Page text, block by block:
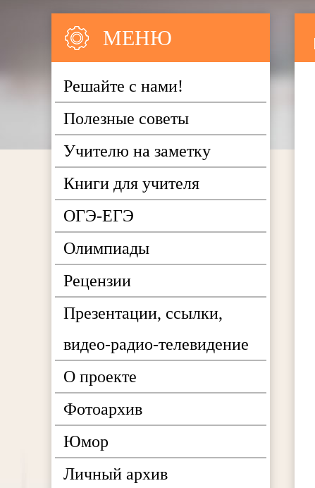
МЕНЮ
Решайте с нами!
Полезные советы
Учителю на заметку
Книги для учителя
ОГЭ-ЕГЭ
Олимпиады
Рецензии
Презентации, ссылки,
видео-радио-телевидение
О проекте
Фотоархив
Юмор
Личный архив